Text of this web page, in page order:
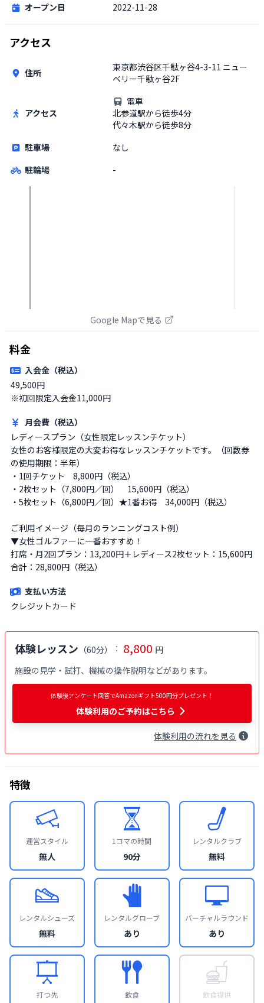
オープン日
2022-11-28
アクセス
住所
東京都渋谷区千駄ヶ谷4-3-11 ニュー
ベリー千駄ヶ谷2F
アクセス
電車
北参道駅から徒歩4分
代々木駅から徒歩8分
駐車場
なし
駐輪場
-
Google Mapで見る
料金
入会金（税込）
49,500円
※初回限定入会金11,000円
月会費（税込）
レディースプラン（女性限定レッスンチケット）
女性のお客様限定の大変お得なレッスンチケットです。（回数券
の使用期限：半年）
・1回チケット　8,800円（税込）
・2枚セット（7,800円／回）　15,600円（税込）
・5枚セット（6,800円／回）★1番お得　34,000円（税込）
ご利用イメージ（毎月のランニングコスト例）
▼女性ゴルファーに一番おすすめ！
打席・月2回プラン：13,200円＋レディース2枚セット：15,600円
合計：28,800円（税込）
支払い方法
クレジットカード
体験レッスン （60分） ： 8,800 円
施設の見学・試打、機械の操作説明などがあります。
体験後アンケート回答でAmazonギフト500円分プレゼント！
体験利用のご予約はこちら
体験利用の流れを見る
特徴
運営スタイル
無人
1コマの時間
90分
レンタルクラブ
無料
レンタルシューズ
無料
レンタルグローブ
あり
バーチャルラウンド
あり
打つ先 飲食 飲食提供